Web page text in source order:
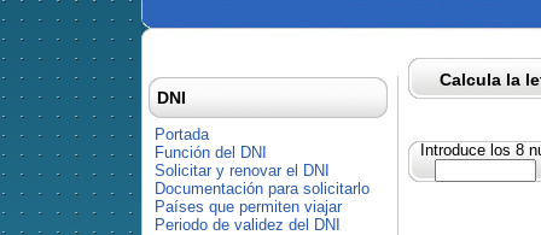
Calcula la
Introduce los 8
DNI
Portada
Función del DNI
Solicitar y renovar el DNI
Documentación para solicitarlo
Países que permiten viajar
Periodo de validez del DNI